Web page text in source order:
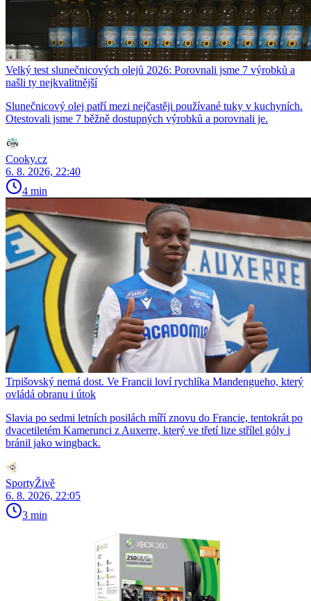
Velký test slunečnicových olejů 2026: Porovnali jsme 7 výrobků a
našli ty nejkvalitnější
Slunečnicový olej patří mezi nejčastěji používané tuky v kuchyních.
Otestovali jsme 7 běžně dostupných výrobků a porovnali je.
Cooky.cz
6. 8. 2026, 22:40
4 min
Trpišovský nemá dost. Ve Francii loví rychlíka Mandengueho, který
ovládá obranu i útok
Slavia po sedmi letních posilách míří znovu do Francie, tentokrát po
dvacetiletém Kamerunci z Auxerre, který ve třetí lize střílel góly i
bránil jako wingback.
SportyŽivě
6. 8. 2026, 22:05
3 min